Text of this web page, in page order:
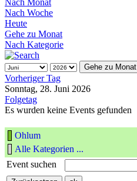
Nach Woche
Heute
Gehe zu Monat
Nach Kategorie
Gehe zu Monat
Vorheriger Tag
Sonntag, 28. Juni 2026
Folgetag
Es wurden keine Events gefunden
Ohlum
Alle Kategorien ...
Event suchen